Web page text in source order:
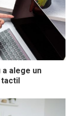
alege un
tactil